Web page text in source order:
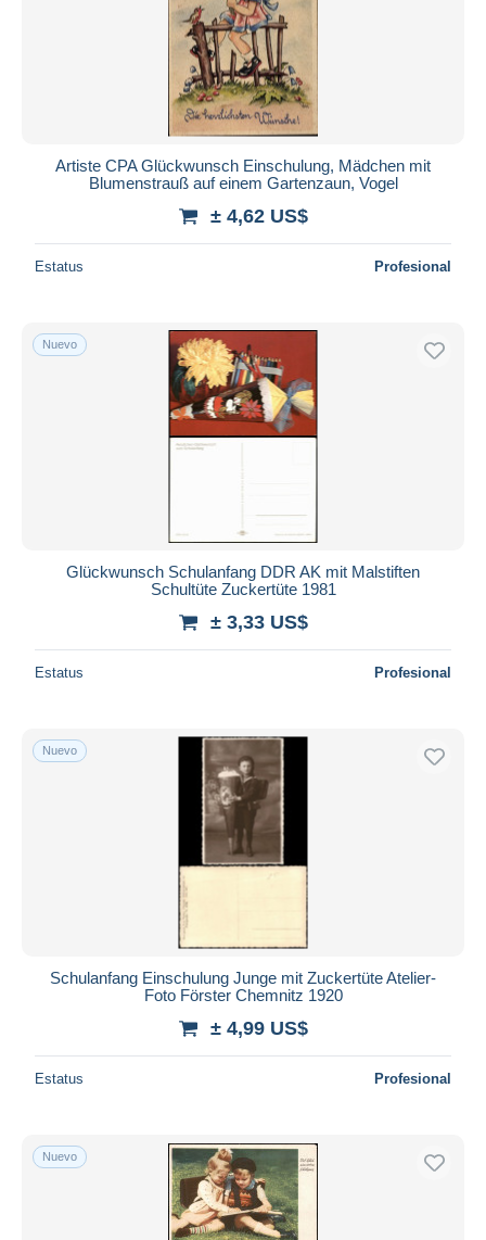
Artiste CPA Glückwunsch Einschulung, Mädchen mit
Blumenstrauß auf einem Gartenzaun, Vogel
± 4,62 US$
Estatus Profesional
Nuevo
Glückwunsch Schulanfang DDR AK mit Malstiften
Schultüte Zuckertüte 1981
± 3,33 US$
Estatus Profesional
Nuevo
Schulanfang Einschulung Junge mit Zuckertüte Atelier-
Foto Förster Chemnitz 1920
± 4,99 US$
Estatus Profesional
Nuevo